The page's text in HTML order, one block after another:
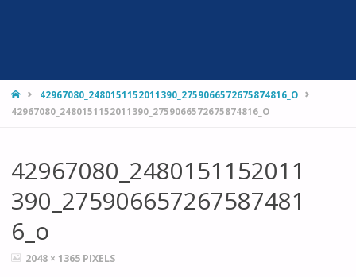
HOME42967080_2480151152011390_2759066572675874816_O
42967080_2480151152011390_2759066572675874816_O
42967080_2480151152011
390_275906657267587481
6_o
FULL2048 × 1365 PIXELS